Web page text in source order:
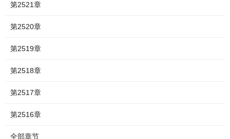
第2521章
第2520章
第2519章
第2518章
第2517章
第2516章
全部章节